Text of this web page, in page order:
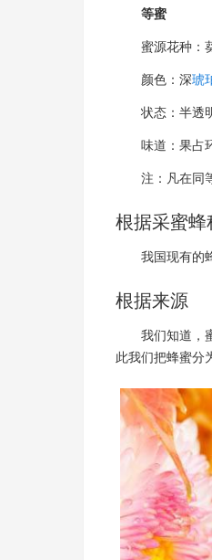
等蜜
蜜源花种：
颜色：深琥
状态：半透
味道：果占
注：凡在同
根据采蜜蜂
我国现有的
根据来源
我们知道，
此我们把蜂蜜分